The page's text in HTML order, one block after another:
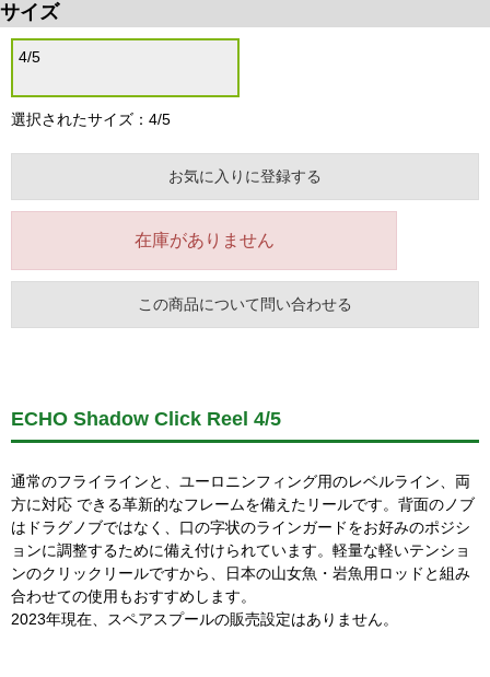
サイズ
4/5
選択されたサイズ：4/5
お気に入りに登録する
在庫がありません
この商品について問い合わせる
ECHO Shadow Click Reel 4/5
通常のフライラインと、ユーロニンフィング用のレベルライン、両
方に対応 できる革新的なフレームを備えたリールです。背面のノブ
はドラグノブではなく、口の字状のラインガードをお好みのポジシ
ョンに調整するために備え付けられています。軽量な軽いテンショ
ンのクリックリールですから、日本の山女魚・岩魚用ロッドと組み
合わせての使用もおすすめします。
2023年現在、スペアスプールの販売設定はありません。